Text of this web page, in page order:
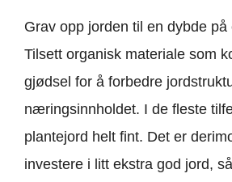
Grav opp jorden til en dybde på
Tilsett organisk materiale som
gjødsel for å forbedre
næringsinnholdet. I de fleste
plantejord helt fint. Det er
investere i litt ekstra god jord,